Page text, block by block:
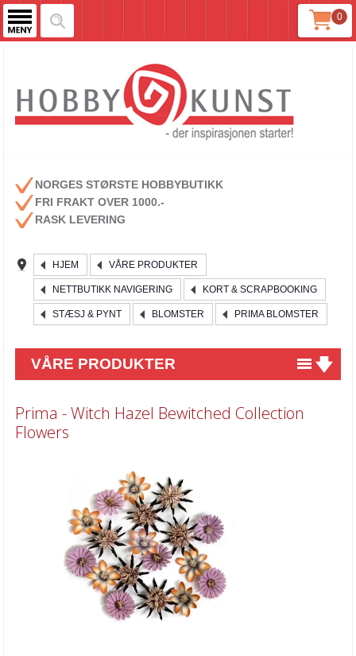
0
NORGES STØRSTE HOBBYBUTIKK
FRI FRAKT OVER 1000.-
RASK LEVERING
HJEM VÅRE PRODUKTER
NETTBUTIKK NAVIGERING KORT & SCRAPBOOKING
STÆSJ & PYNT BLOMSTER PRIMA BLOMSTER
VÅRE PRODUKTER
Tilbud
Kort & Scrapbooking
Mønsterpapir
Kartong 12x12 inch
Motiv til kortlaging
Prima - Witch Hazel Bewitched Collection
Flowers